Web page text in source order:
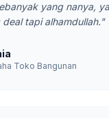
yang nanya,
tapi alhamdullah."
Toko Bangunan